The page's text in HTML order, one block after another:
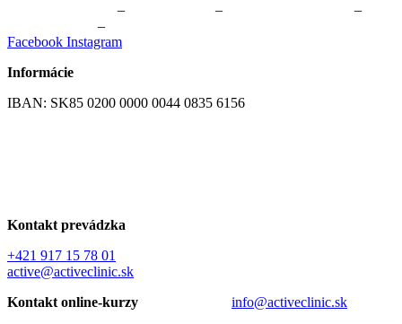
– –
–
–
Facebook Instagram
Informácie
IBAN: SK85 0200 0000 0044 0835 6156
Kontakt prevádzka
+421 917 15 78 01
active@activeclinic.sk
Kontakt online-kurzy info@activeclinic.sk